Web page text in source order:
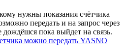
нужны показания счётчика
передать и на запрос через
дождёшся пока выйдет на связь.
можно передать YASNO